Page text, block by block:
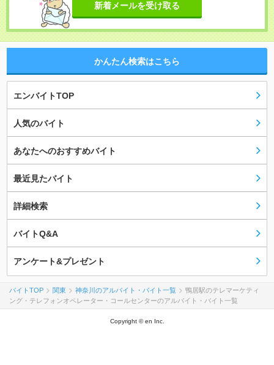
新着メールを受け取る
かんたん検索はこちら
エンバイトTOP
人気のバイト
あなたへのおすすめバイト
最近見たバイト
詳細検索
バイトQ&A
アンケート&プレゼント
バイトTOP 関東 神奈川のアルバイト・バイト一覧
鴨居駅のテレマーケティ
ング・テレフォンオペレーター・コールセンターのアルバイト・バイト一覧
Copyright © en Inc.